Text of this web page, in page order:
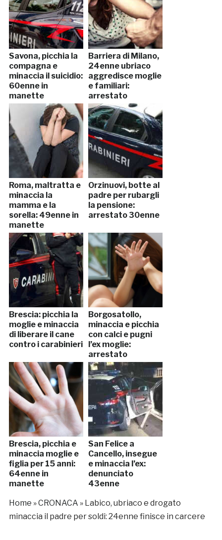
Savona, picchia la
compagna e
minaccia il suicidio:
60enne in
manette
Barriera di Milano,
24enne ubriaco
aggredisce moglie
e familiari:
arrestato
Roma, maltratta e
minaccia la
mamma e la
sorella: 49enne in
manette
Orzinuovi, botte al
padre per rubargli
la pensione:
arrestato 30enne
Brescia: picchia la
moglie e minaccia
di liberare il cane
contro i carabinieri
Borgosatollo,
minaccia e picchia
con calci e pugni
l’ex moglie:
arrestato
Brescia, picchia e
minaccia moglie e
figlia per 15 anni:
64enne in
manette
San Felice a
Cancello, insegue
e minaccia l’ex:
denunciato
43enne
Home »CRONACA » Labico, ubriaco e drogato
minaccia il padre per soldi: 24enne finisce in carcere